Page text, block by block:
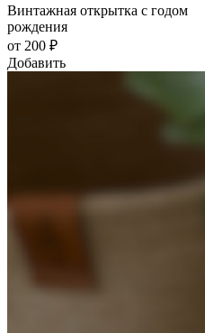
Винтажная открытка с годом
рождения
от 200 ₽
Добавить